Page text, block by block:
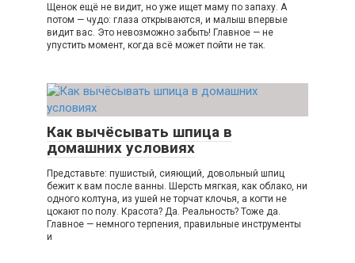
Щенок ещё не видит, но уже ищет маму по запаху. А
потом — чудо: глаза открываются, и малыш впервые
видит вас. Это невозможно забыть! Главное — не
упустить момент, когда всё может пойти не так.
Как вычёсывать шпица в
домашних условиях
Представьте: пушистый, сияющий, довольный шпиц
бежит к вам после ванны. Шерсть мягкая, как облако, ни
одного колтуна, из ушей не торчат клочья, а когти не
цокают по полу. Красота? Да. Реальность? Тоже да.
Главное — немного терпения, правильные инструменты
и